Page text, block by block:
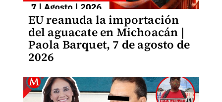
EU reanuda la importación
del aguacate en Michoacán |
Paola Barquet, 7 de agosto de
2026